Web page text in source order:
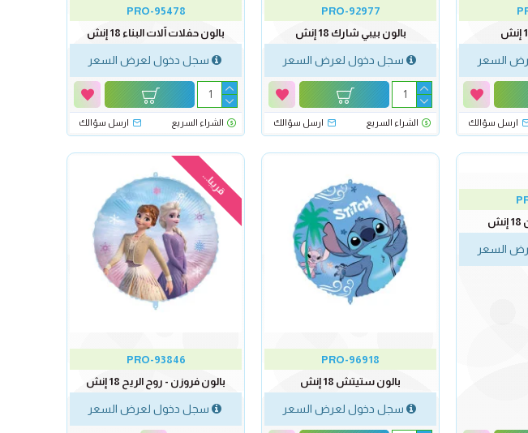
السعر
ارسل سؤالك
PRO-92977
بالون بيبي شارك 18 إنش
سجل دخول لعرض السعر
الشراء السريع ارسل سؤالك
PRO-95478
بالون حفلات آلات البناء 18 إنش
سجل دخول لعرض السعر
الشراء السريع ارسل سؤالك
السعر
PRO-96918
بالون ستيتش 18 إنش
سجل دخول لعرض السعر
قريبا...
PRO-93846
بالون فروزن - روح الريح 18 إنش
سجل دخول لعرض السعر